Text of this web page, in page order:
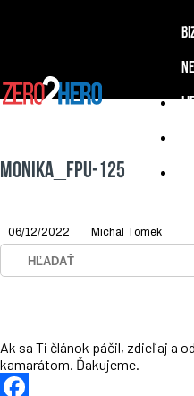
MONIKA_FPU-125
06/12/2022 Michal Tomek
Ak sa Ti článok páčil, zdieľaj a
kamarátom. Ďakujeme.